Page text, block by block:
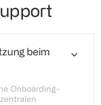
beim
Onboarding-